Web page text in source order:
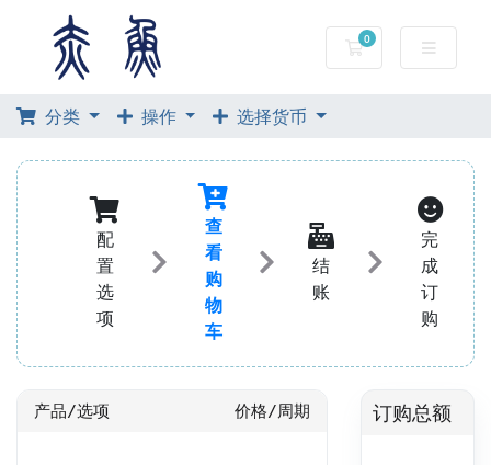
0
购物车
分类 操作 选择货币
配
置
选
项
查
看
购
物
车
结
账
完
成
订
购
产品/选项 价格/周期 订购总额